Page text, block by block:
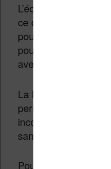
L’éclairage est
ce qui vous convient
pouvez même
pour utiliser la
avec un livre en
La liseuse est
permet de la tenir
inconfort. J’ai lu
sans aucun problème.
Pour ceux qui lisent